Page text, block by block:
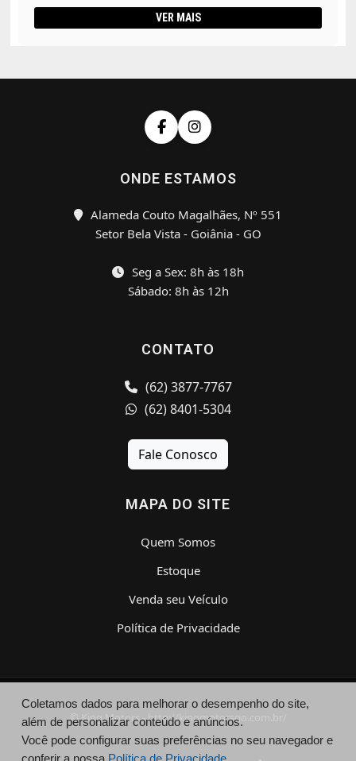
VER MAIS
ONDE ESTAMOS
Alameda Couto Magalhães, Nº 551
Setor Bela Vista - Goiânia - GO
Seg a Sex: 8h às 18h
Sábado: 8h às 12h
CONTATO
(62) 3877-7767
(62) 8401-5304
Fale Conosco
MAPA DO SITE
Quem Somos
Estoque
Venda seu Veículo
Política de Privacidade
© King Motors - http://kingmotorsgo.com.br/
Coletamos dados para melhorar o desempenho do site,
além de personalizar conteúdo e anúncios.
Você pode configurar suas preferências no seu navegador e
conferir a nossa Política de Privacidade.